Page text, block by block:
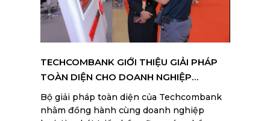
TECHCOMBANK GIỚI THIỆU GIẢI PHÁP
TOÀN DIỆN CHO DOANH NGHIỆP
LOGISTICS
Bộ giải pháp toàn diện của Techcombank
nhằm đồng hành cùng doanh nghiệp